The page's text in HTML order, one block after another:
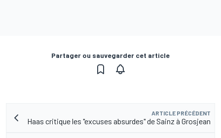
Partager ou sauvegarder cet article
ARTICLE PRÉCÉDENT
Haas critique les "excuses absurdes" de Sainz à Grosjean